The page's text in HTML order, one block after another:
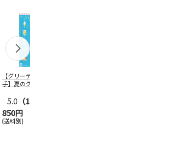
【グリーティング切
手】夏のグリーティ
5.0 （10）
850円
(送料別)